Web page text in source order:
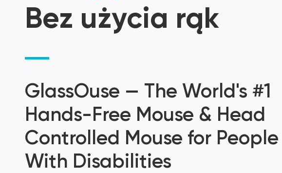
Bez użycia rąk
GlassOuse — The World's #1
Hands-Free Mouse & Head
Controlled Mouse for People
With Disabilities